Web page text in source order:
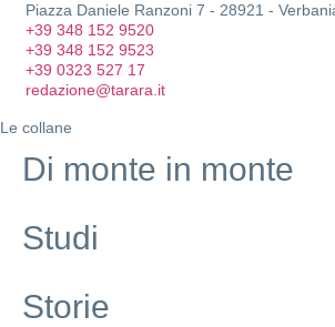
Piazza Daniele Ranzoni 7 - 28921 -
+39 348 152 9520
+39 348 152 9523
+39 0323 527 17
redazione@tarara.it
Le collane
Di monte in monte
Studi
Storie